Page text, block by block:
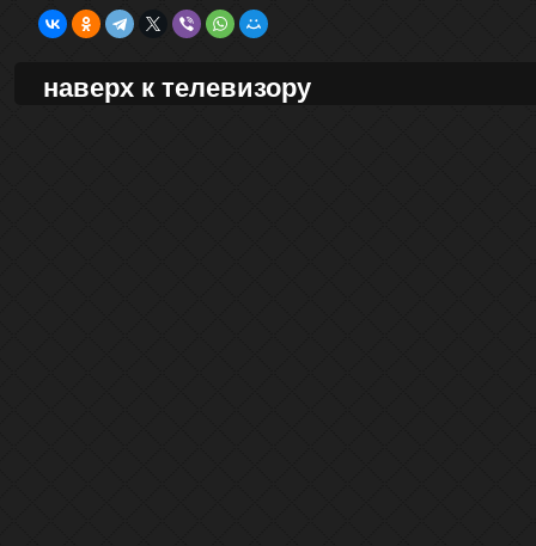
наверх к телевизору